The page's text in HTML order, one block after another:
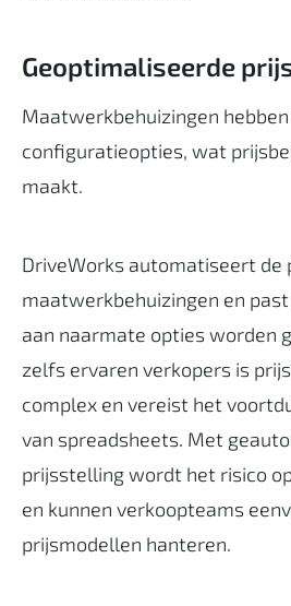
Geoptimaliseerde
Maatwerkbehuizingen
configuratieopties, wat
maakt.
DriveWorks automatiseert de
maatwerkbehuizingen en
aan naarmate opties worden
zelfs ervaren verkopers is
complex en vereist het
van spreadsheets. Met
prijsstelling wordt het risico
en kunnen verkoopteams
prijsmodellen hanteren.